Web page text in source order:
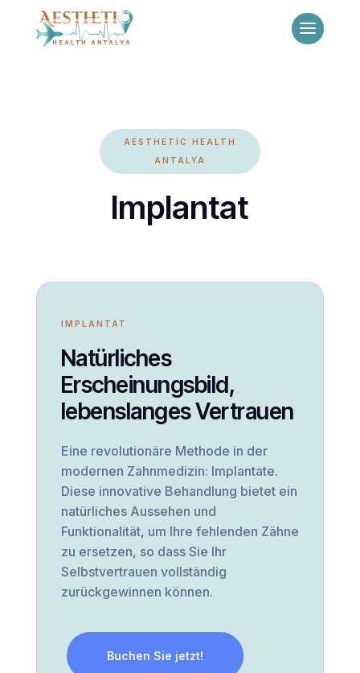
AESTHETİC HEALTH
ANTALYA
Implantat
IMPLANTAT
Natürliches
Erscheinungsbild,
lebenslanges Vertrauen
Eine revolutionäre Methode in der
modernen Zahnmedizin: Implantate.
Diese innovative Behandlung bietet ein
natürliches Aussehen und
Funktionalität, um Ihre fehlenden Zähne
zu ersetzen, so dass Sie Ihr
Selbstvertrauen vollständig
zurückgewinnen können.
Buchen Sie jetzt!